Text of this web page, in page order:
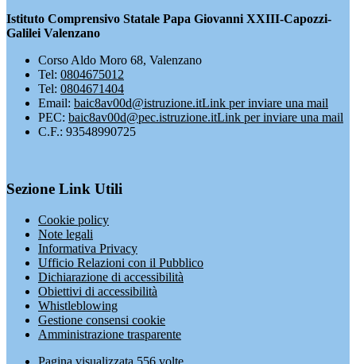
Istituto Comprensivo Statale Papa Giovanni XXIII-Capozzi-
Galilei Valenzano
Corso Aldo Moro 68, Valenzano
Tel: 0804675012
Tel: 0804671404
Email: baic8av00d@istruzione.itLink per inviare una mail
PEC: baic8av00d@pec.istruzione.itLink per inviare una mail
C.F.: 93548990725
Sezione Link Utili
Cookie policy
Note legali
Informativa Privacy
Ufficio Relazioni con il Pubblico
Dichiarazione di accessibilità
Obiettivi di accessibilità
Whistleblowing
Gestione consensi cookie
Amministrazione trasparente
Pagina visualizzata 556 volte